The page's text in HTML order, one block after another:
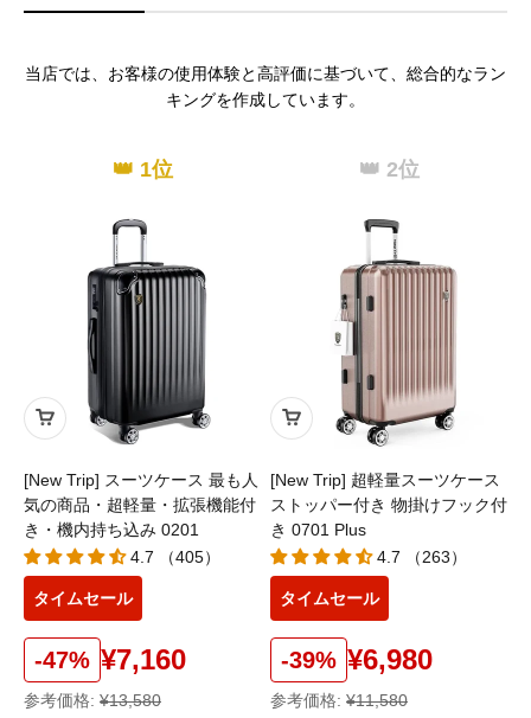
当店では、お客様の使用体験と高評価に基づいて、総合的なラン
キングを作成しています。
👑 1位
[New Trip] スーツケース 最も人
気の商品・超軽量・拡張機能付
き・機内持ち込み 0201
4.7 （405）
タイムセール
-47% ¥7,160
参考価格: ¥13,580
👑 2位
[New Trip] 超軽量スーツケース
ストッパー付き 物掛けフック付
き 0701 Plus
4.7 （263）
タイムセール
-39% ¥6,980
参考価格: ¥11,580